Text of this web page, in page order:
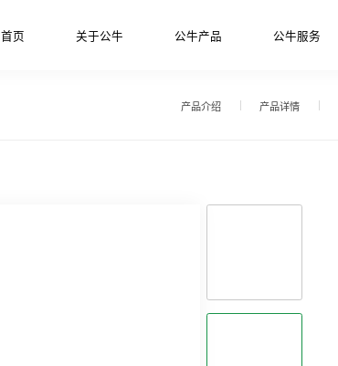
首页 关于公牛 公牛产品 公牛服务
产品介绍 产品详情